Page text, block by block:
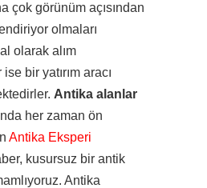
çok görünüm açısından
olmaları
olarak alım
bir yatırım aracı
Antika alanlar
her zaman ön
Antika Eksperi
kusursuz bir antik
Antika